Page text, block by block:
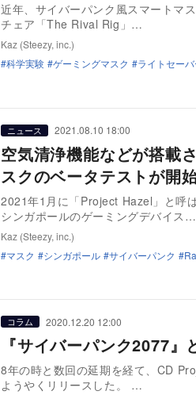
近年、サイバーパンク風スマートマ
チェア「The Rival Rig」…
Kaz (Steezy, inc.)
科学実験
ゲーミングマスク ライトセーバ
ニュース 2021.08.10 18:00
空気清浄機能などが搭載
スクのベータテストが開
2021年1月に「Project Hazel」と呼
シンガポールのゲーミングデバイス…
Kaz (Steezy, inc.)
マスク
シンガポール サイバーパンク
コラム 2020.12.20 12:00
『サイバーパンク2077
8年の時と数回の延期を経て、CD
ようやくリリースした。 …